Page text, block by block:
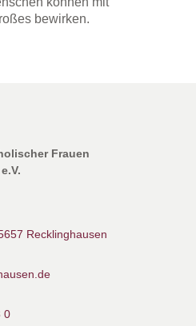
bewirken.
Frauen
Recklinghausen
0